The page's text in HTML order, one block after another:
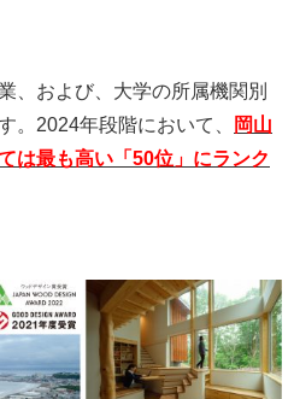
、および、大学の所属機関別
。2024年段階において、
岡山
は最も高い「 50位」 にランク